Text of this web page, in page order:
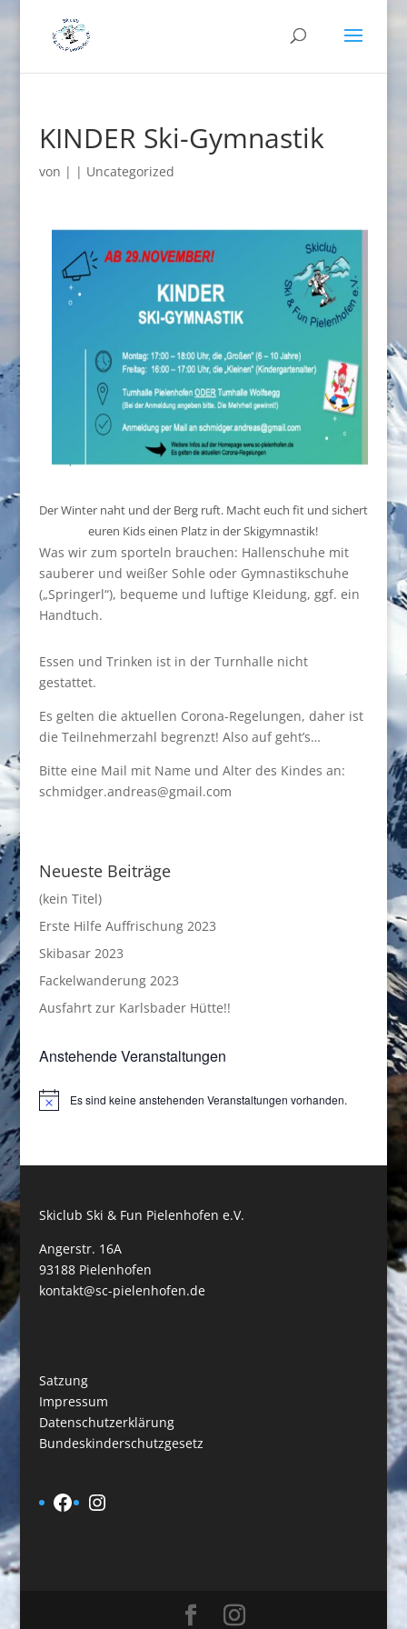
KINDER Ski-Gymnastik
von | | Uncategorized
Der Winter naht und der Berg ruft. Macht euch fit und sichert
euren Kids einen Platz in der Skigymnastik!
Was wir zum sporteln brauchen: Hallenschuhe mit
sauberer und weißer Sohle oder Gymnastikschuhe
(„Springerl“), bequeme und luftige Kleidung, ggf. ein
Handtuch.
Essen und Trinken ist in der Turnhalle nicht
gestattet.
Es gelten die aktuellen Corona-Regelungen, daher ist
die Teilnehmerzahl begrenzt! Also auf geht’s…
Bitte eine Mail mit Name und Alter des Kindes an:
schmidger.andreas@gmail.com
Neueste Beiträge
(kein Titel)
Erste Hilfe Auffrischung 2023
Skibasar 2023
Fackelwanderung 2023
Ausfahrt zur Karlsbader Hütte!!
Anstehende Veranstaltungen
HinweisEs sind keine anstehenden Veranstaltungen vorhanden.
Skiclub Ski & Fun Pielenhofen e.V.
Angerstr. 16A
93188 Pielenhofen
kontakt@sc-pielenhofen.de
Satzung
Impressum
Datenschutzerklärung
Bundeskinderschutzgesetz
Facebook
Instagram